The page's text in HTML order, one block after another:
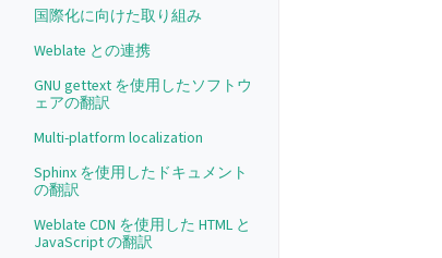
国際化に向けた取り組み
Weblate との連携
GNU gettext を使用したソフトウ
ェアの翻訳
Multi-platform localization
Sphinx を使用したドキュメント
の翻訳
Weblate CDN を使用した HTML と
JavaScript の翻訳